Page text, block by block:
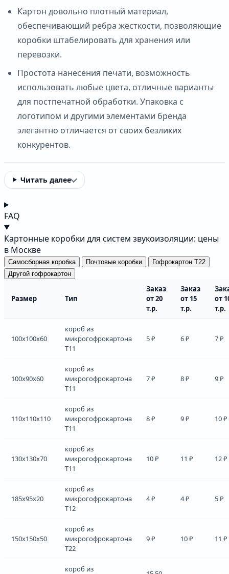
Картон довольно плотный материал,
обеспечивающий ребра жесткости, позволяющие
коробки штабелировать для хранения или
перевозки.
Простота нанесения печати, возможность
использовать любые цвета, отличные варианты
для постпечатной обработки. Упаковка с
логотипом и другими элементами бренда
элегантно отличается от своих безликих
конкурентов.
Читать далее
FAQ
Картонные коробки для систем звукоизоляции: цены
в Москве
Самосборная коробка Почтовые коробки
Гофрокартон Т22
Другой гофрокартон
Размер Тип
Заказ
от 20
т.р.
Заказ
от 15
т.р.
от
т.р.
100x100x60
короб из
микрогофрокартона
Т11
5 ₽ 6 ₽ 7 ₽
100x90x60
короб из
микрогофрокартона
Т11
7 ₽ 8 ₽ 9 ₽
110x110x110
короб из
микрогофрокартона
Т11
8 ₽ 9 ₽ 10 ₽
130x130x70
короб из
микрогофрокартона
Т11
10 ₽ 11 ₽ 12 ₽
185x95x20
короб из
микрогофрокартона
Т12
4 ₽ 4 ₽ 5 ₽
150x150x50
короб из
микрогофрокартона
Т22
9 ₽ 10 ₽ 11 ₽
короб из